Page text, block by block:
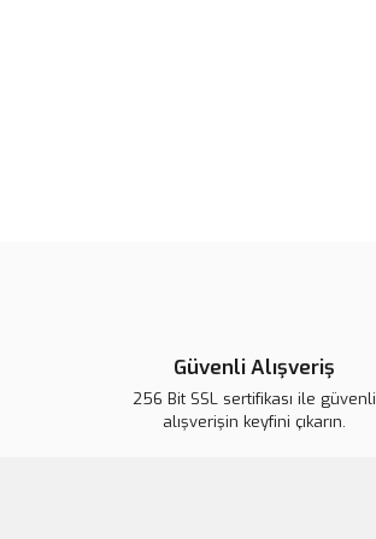
Güvenli Alışveriş
256 Bit SSL sertifikası ile güvenli
alışverişin keyfini çıkarın.